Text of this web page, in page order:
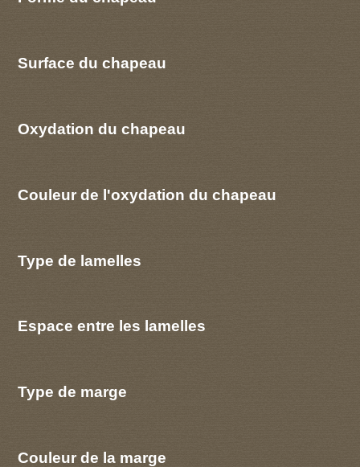
Surface du chapeau
Oxydation du chapeau
Couleur de l'oxydation du chapeau
Type de lamelles
Espace entre les lamelles
Type de marge
Couleur de la marge